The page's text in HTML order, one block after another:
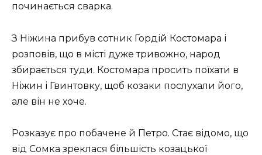
починається сварка.
З Ніжина прибув сотник Гордій Костомара і
розповів, що в місті дуже тривожно, народ
збирається туди. Костомара просить поїхати в
Ніжин і Гвинтовку, щоб козаки послухали його,
але він не хоче.
Розказує про побачене й Петро. Стає відомо, що
від Сомка зреклася більшість козацької